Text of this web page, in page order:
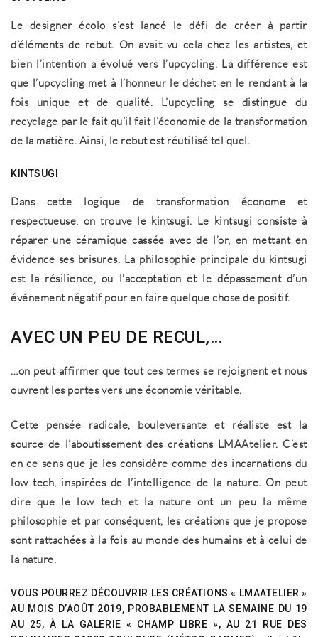
Le designer écolo s’est lancé le défi de créer à partir
d’éléments de rebut. On avait vu cela chez les artistes, et
bien l’intention a évolué vers l’upcycling. La différence est
que l’upcycling met à l’honneur le déchet en le rendant à la
fois unique et de qualité. L’upcycling se distingue du
recyclage par le fait qu’il fait l’économie de la transformation
de la matière. Ainsi, le rebut est réutilisé tel quel.
KINTSUGI
Dans cette logique de transformation économe et
respectueuse, on trouve le kintsugi. Le kintsugi consiste à
réparer une céramique cassée avec de l’or, en mettant en
évidence ses brisures. La philosophie principale du kintsugi
est la résilience, ou l’acceptation et le dépassement d’un
événement négatif pour en faire quelque chose de positif.
AVEC UN PEU DE RECUL,…
…on peut affirmer que tout ces termes se rejoignent et nous
ouvrent les portes vers une économie véritable.
Cette pensée radicale, bouleversante et réaliste est la
source de l’aboutissement des créations LMAAtelier. C’est
en ce sens que je les considère comme des incarnations du
low tech, inspirées de l’intelligence de la nature. On peut
dire que le low tech et la nature ont un peu la même
philosophie et par conséquent, les créations que je propose
sont rattachées à la fois au monde des humains et à celui de
la nature.
VOUS POURREZ DÉCOUVRIR LES CRÉATIONS « LMAATELIER »
AU MOIS D’AOÛT 2019, PROBABLEMENT LA SEMAINE DU 19
AU 25, À LA GALERIE « CHAMP LIBRE », AU 21 RUE DES